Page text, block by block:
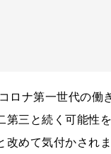
ロナ第一世代の
第三と続く可能性
改めて気付かされ